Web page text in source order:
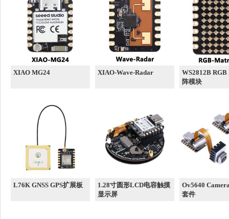
XIAO MG24 XIAO-Wave-Radar
WS2812B
阵模块
L76K GNSS GPS扩展板
1.28寸圆形LCD电容触摸
显示屏
Ov5640
套件